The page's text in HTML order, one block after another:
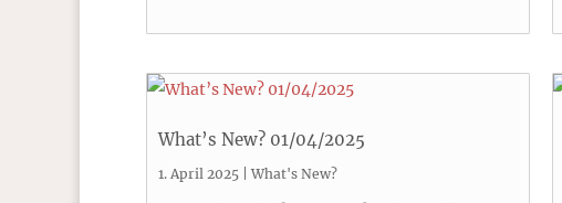
What’s New? 01/04/2025
1. April 2025 |What's New?